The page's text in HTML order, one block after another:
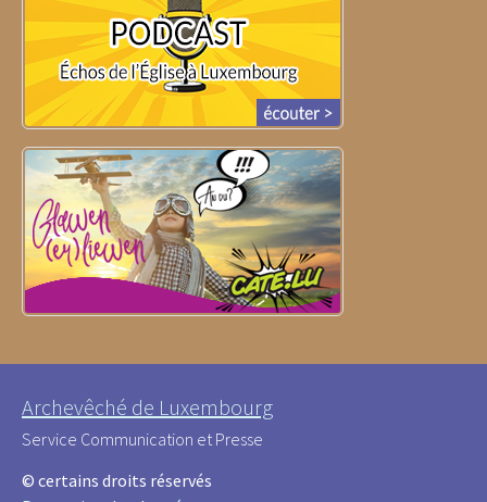
Archevêché de Luxembourg
Service Communication et Presse
© certains droits réservés